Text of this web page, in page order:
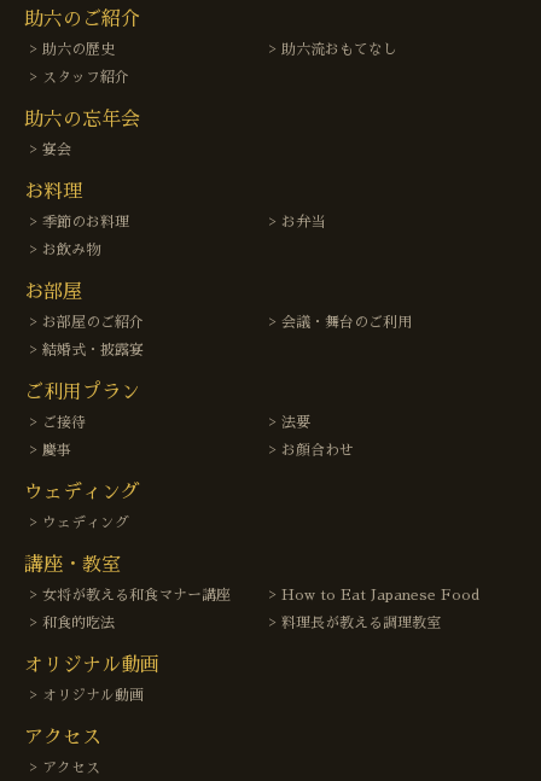
助六のご紹介
助六の歴史
助六流おもてなし
スタッフ紹介
助六の忘年会
宴会
お料理
季節のお料理
お弁当
お飲み物
お部屋
お部屋のご紹介
会議・舞台のご利用
結婚式・披露宴
ご利用プラン
ご接待
法要
慶事
お顔合わせ
ウェディング
ウェディング
講座・教室
女将が教える和食マナー講座
How to Eat Japanese Food
和食的吃法
料理長が教える調理教室
オリジナル動画
オリジナル動画
アクセス
アクセス